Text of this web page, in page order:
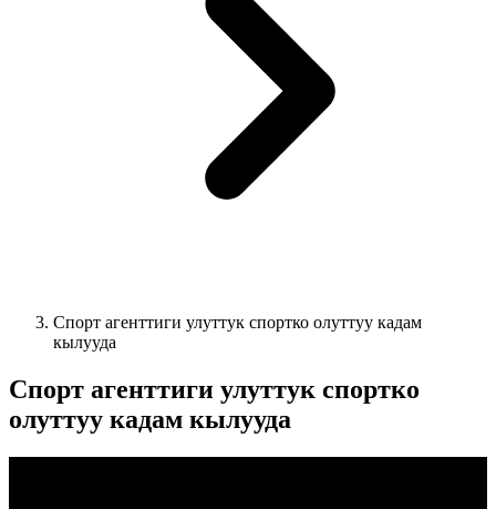
Спорт агенттиги улуттук спортко олуттуу кадам
кылууда
Спорт агенттиги улуттук спортко
олуттуу кадам кылууда